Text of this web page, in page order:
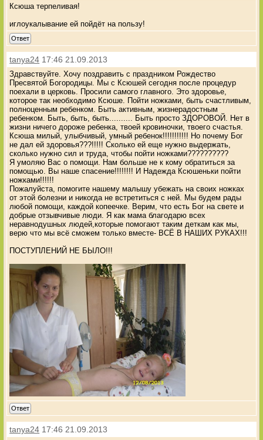
Ксюша терпеливая!
иглоукалывание ей пойдёт на пользу!
Ответ
tanya24 17:46 21.09.2013
Здравствуйте. Хочу поздравить с праздником Рождество
Пресвятой Богородицы. Мы с Ксюшей сегодня после процедур
поехали в церковь. Просили самого главного. Это здоровье,
которое так необходимо Ксюше. Пойти ножками, быть счастливым,
полноценным ребенком. Быть активным, жизнерадостным
ребенком. Быть, быть, быть.......... Быть просто ЗДОРОВОЙ. Нет в
жизни ничего дороже ребенка, твоей кровиночки, твоего счастья.
Ксюша милый, улыбчивый, умный ребенок!!!!!!!!!!! Но почему Бог
не дал ей здоровья???!!!!! Сколько ей еще нужно выдержать,
сколько нужно сил и труда, чтобы пойти ножками??????????
Я умоляю Вас о помощи. Нам больше не к кому обратиться за
помощью. Вы наше спасение!!!!!!!! И Надежда Ксюшеньки пойти
ножками!!!!!!
Пожалуйста, помогите нашему малышу убежать на своих ножках
от этой болезни и никогда не встретиться с ней. Мы будем рады
любой помощи, каждой копеечке. Верим, что есть Бог на свете и
добрые отзывчивые люди. Я как мама благодарю всех
неравнодушных людей,которые помогают таким деткам как мы,
верю что мы всё сможем только вместе- ВСЁ В НАШИХ РУКАХ!!!
ПОСТУПЛЕНИЙ НЕ БЫЛО!!!
Ответ
tanya24 17:46 21.09.2013